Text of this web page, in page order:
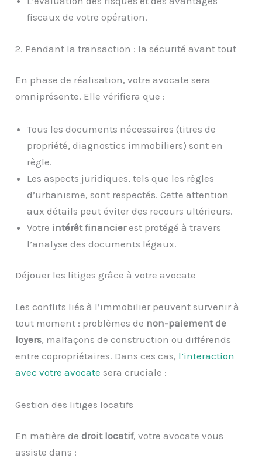
fiscaux de votre opération.
2. Pendant la transaction : la sécurité avant tout
En phase de réalisation, votre avocate sera
omniprésente. Elle vérifiera que :
Tous les documents nécessaires (titres de
propriété, diagnostics immobiliers) sont en
règle.
Les aspects juridiques, tels que les règles
d’urbanisme, sont respectés. Cette attention
aux détails peut éviter des recours ultérieurs.
Votre intérêt financierest protégé à travers
l’analyse des documents légaux.
Déjouer les litiges grâce à votre avocate
Les conflits liés à l’immobilier peuvent survenir à
tout moment : problèmes de non-paiement de
loyers, malfaçons de construction ou différends
entre copropriétaires. Dans ces cas, l’interaction
avec votre avocate sera cruciale :
Gestion des litiges locatifs
En matière dedroit locatif, votre avocate vous
assiste dans :